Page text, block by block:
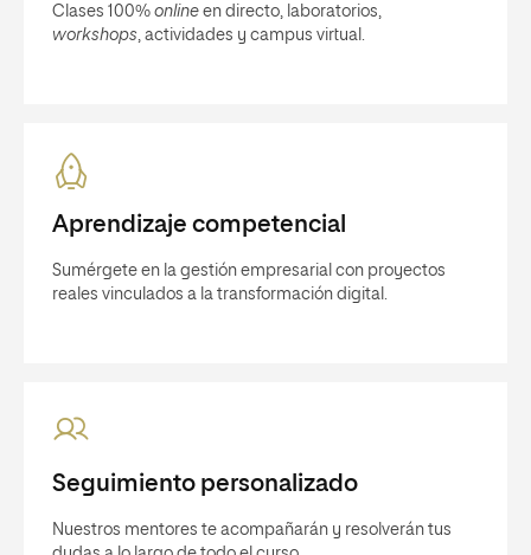
Clases 100% online en directo, laboratorios,
workshops , actividades y campus virtual.
Aprendizaje competencial
Sumérgete en la gestión empresarial con proyectos
reales vinculados a la transformación digital.
Seguimiento personalizado
Nuestros mentores te acompañarán y resolverán tus